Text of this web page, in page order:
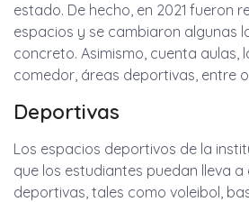
estado. De hecho, en 2021 fueron
espacios y se cambiaron algunas
concreto. Asimismo, cuenta aulas,
comedor, áreas deportivas, entre
Deportivas
Los espacios deportivos de la
que los estudiantes puedan lleva
deportivas, tales como voleibol,